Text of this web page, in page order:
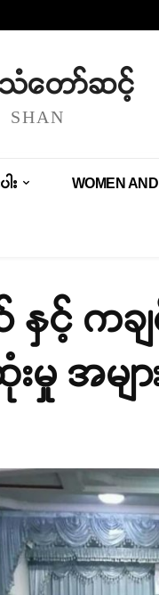
သံတော်ဆင့်
SHAN
း WOMEN
နှင့် ကခ
မှု အမျ